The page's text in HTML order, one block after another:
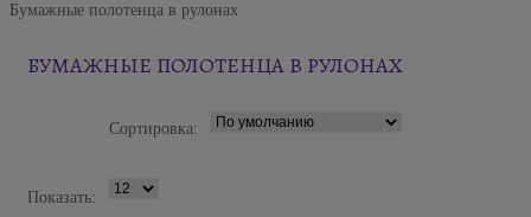
Бумажные полотенца в рулонах
БУМАЖНЫЕ ПОЛОТЕНЦА В РУЛОНАХ
Сортировка:
Показать: